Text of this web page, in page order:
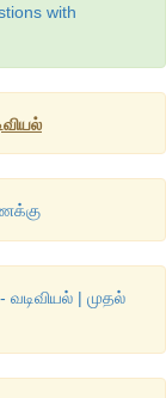
ஆரமுடைய
F ல்
with
| முதல்